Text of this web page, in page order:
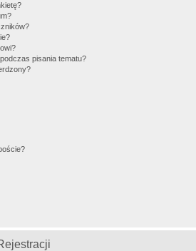
pisania tematu?